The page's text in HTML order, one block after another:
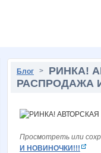
Блог > РИНКА!
РАСПРОДАЖА
Просмотреть или
И НОВИНОЧКИ!!!